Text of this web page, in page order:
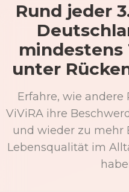
Rund jeder
mindestens
unter
Erfahre, wie
ViViRA ihre
und wieder zu mehr
Lebensqualität im